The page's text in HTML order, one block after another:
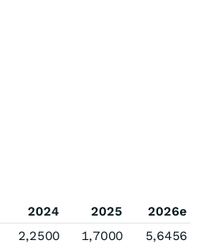
2024 2025
2026e
2,2500 1,7000
5,6456